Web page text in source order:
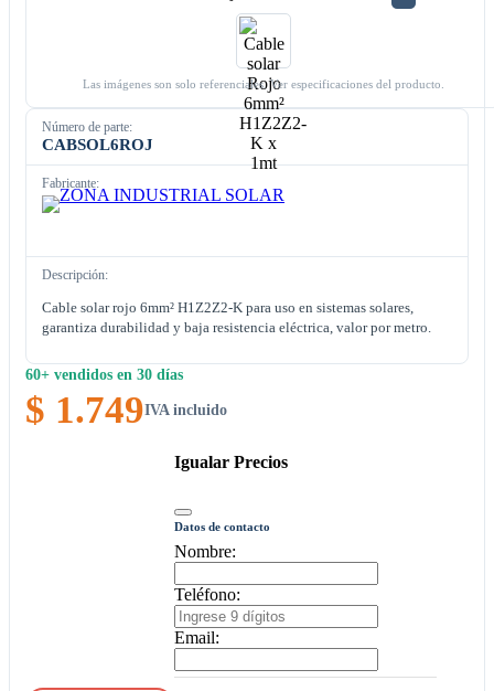
Las imágenes son solo referenciales. Ver especificaciones del producto.
Número de parte:
CABSOL6ROJ
Fabricante:
Descripción:
Cable solar rojo 6mm² H1Z2Z2-K para uso en sistemas solares,
garantiza durabilidad y baja resistencia eléctrica, valor por metro.
60+ vendidos en 30 días
$ 1.749IVA incluido
Igualar Precios
Datos de contacto
Nombre:
Teléfono:
Email: